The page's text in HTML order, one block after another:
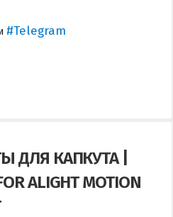
#Telegram
ДЛЯ КАПКУТА |
ALIGHT MOTION